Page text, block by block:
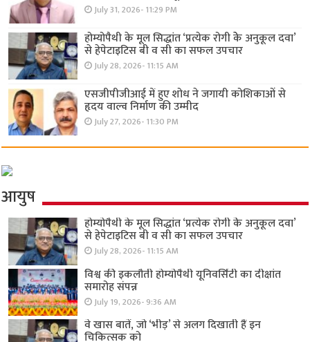
July 31, 2026- 11:29 PM
होम्योपैथी के मूल सिद्धांत ‘प्रत्येक रोगी केे अनुकूल दवा’
से हेपेटाइटिस बी व सी का सफल उपचार
July 28, 2026- 11:15 AM
एसजीपीजीआई में हुए शोध ने जगायी कोशिकाओं से
हृदय वाल्व निर्माण की उम्मीद
July 27, 2026- 11:30 PM
आयुष
होम्योपैथी के मूल सिद्धांत ‘प्रत्येक रोगी केे अनुकूल दवा’
से हेपेटाइटिस बी व सी का सफल उपचार
July 28, 2026- 11:15 AM
विश्व की इकलौती होम्योपैथी यूनिवर्सिटी का दीक्षांत
समारोह संपन्न
July 19, 2026- 9:36 AM
वे खास बातें, जो ‘भीड़’ से अलग दिखाती हैं इन
चिकित्सक को